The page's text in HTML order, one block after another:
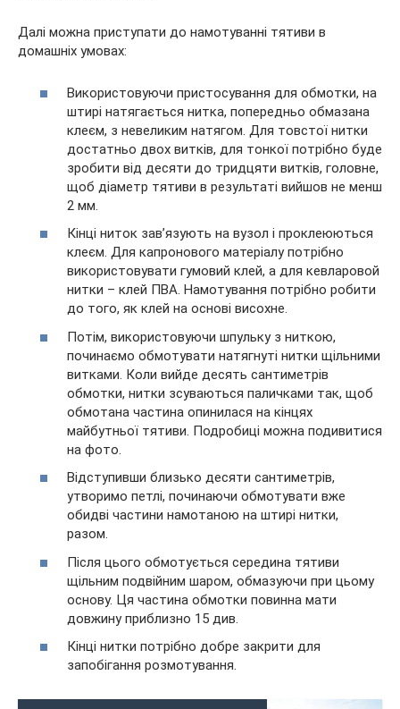
Далі можна приступати до намотуванні тятиви в
домашніх умовах:
Використовуючи пристосування для обмотки, на
штирі натягається нитка, попередньо обмазана
клеєм, з невеликим натягом. Для товстої нитки
достатньо двох витків, для тонкої потрібно буде
зробити від десяти до тридцяти витків, головне,
щоб діаметр тятиви в результаті вийшов не менш
2 мм.
Кінці ниток зав’язують на вузол і проклеюються
клеєм. Для капронового матеріалу потрібно
використовувати гумовий клей, а для кевларовой
нитки – клей ПВА. Намотування потрібно робити
до того, як клей на основі висохне.
Потім, використовуючи шпульку з ниткою,
починаємо обмотувати натягнуті нитки щільними
витками. Коли вийде десять сантиметрів
обмотки, нитки зсуваються паличками так, щоб
обмотана частина опинилася на кінцях
майбутньої тятиви. Подробиці можна подивитися
на фото.
Відступивши близько десяти сантиметрів,
утворимо петлі, починаючи обмотувати вже
обидві частини намотаною на штирі нитки,
разом.
Після цього обмотується середина тятиви
щільним подвійним шаром, обмазуючи при цьому
основу. Ця частина обмотки повинна мати
довжину приблизно 15 див.
Кінці нитки потрібно добре закрити для
запобігання розмотування.